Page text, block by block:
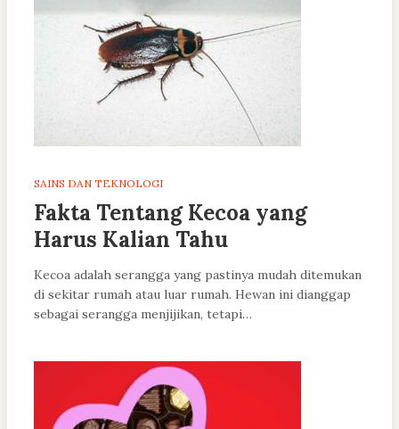
SAINS DAN TEKNOLOGI
Fakta Tentang Kecoa yang
Harus Kalian Tahu
Kecoa adalah serangga yang pastinya mudah ditemukan
di sekitar rumah atau luar rumah. Hewan ini dianggap
sebagai serangga menjijikan, tetapi…